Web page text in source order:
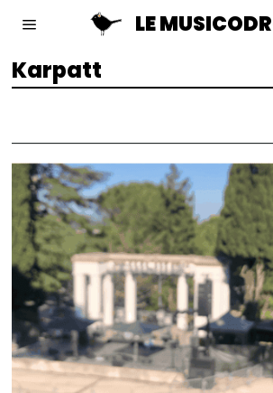
LE
Karpatt